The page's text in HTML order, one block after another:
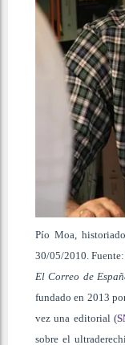
Pío Moa,
30/05/2010.
El Correo de
fundado en 2013
vez una editorial (
sobre el